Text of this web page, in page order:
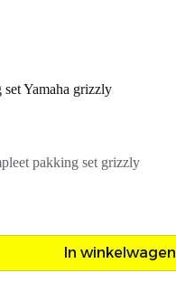
Yamaha grizzly
pakking set grizzly
In winkelwagen